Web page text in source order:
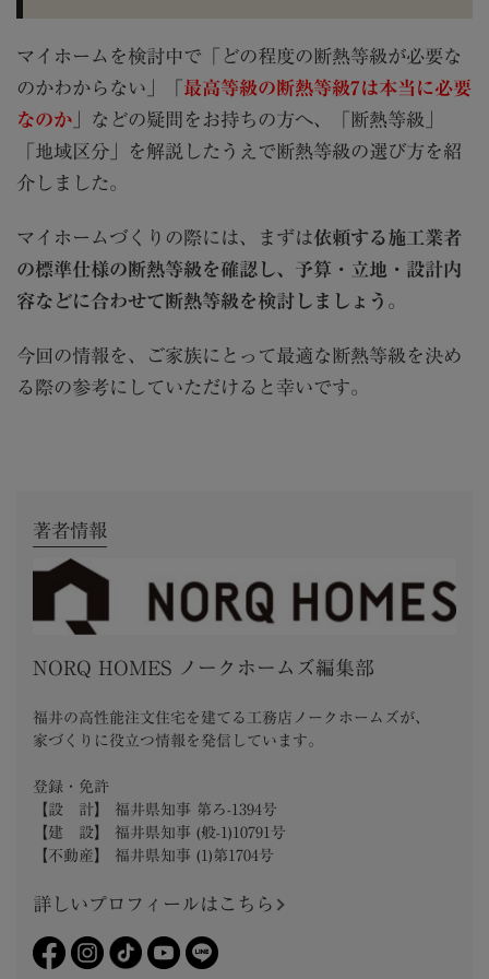
マイホームを検討中で「どの程度の断熱等級が必要な
のかわからない」「 最高等級の断熱等級7は本当に必要
なのか 」などの疑問をお持ちの方へ、「断熱等級」
「地域区分」を解説したうえで断熱等級の選び方を紹
介しました。
マイホームづくりの際には、まずは依頼する施工業者
の標準仕様の断熱等級を確認し、予算・立地・設計内
容などに合わせて断熱等級を検討しましょう 。
今回の情報を、ご家族にとって最適な断熱等級を決め
る際の参考にしていただけると幸いです。
著者情報
NORQ HOMES ノークホームズ編集部
福井の高性能注文住宅を建てる工務店ノークホームズが、
家づくりに役立つ情報を発信しています。
登録・免許
【設 計】 福井県知事 第ろ-1394号
【建 設】 福井県知事 (般-1)10791号
【不動産】 福井県知事 (1)第1704号
詳しいプロフィールはこちら